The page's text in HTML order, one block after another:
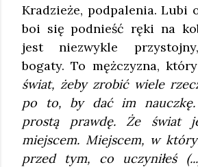
Kradzieże, podpalenia. Lubi
boi się podnieść ręki na
jest niezwykle
bogaty. To mężczyzna, który
świat, żeby zrobić wiele
po to, by dać im nauczkę.
prostą prawdę. Że świat
miejscem. Miejscem, w
przed tym, co uczyniłeś